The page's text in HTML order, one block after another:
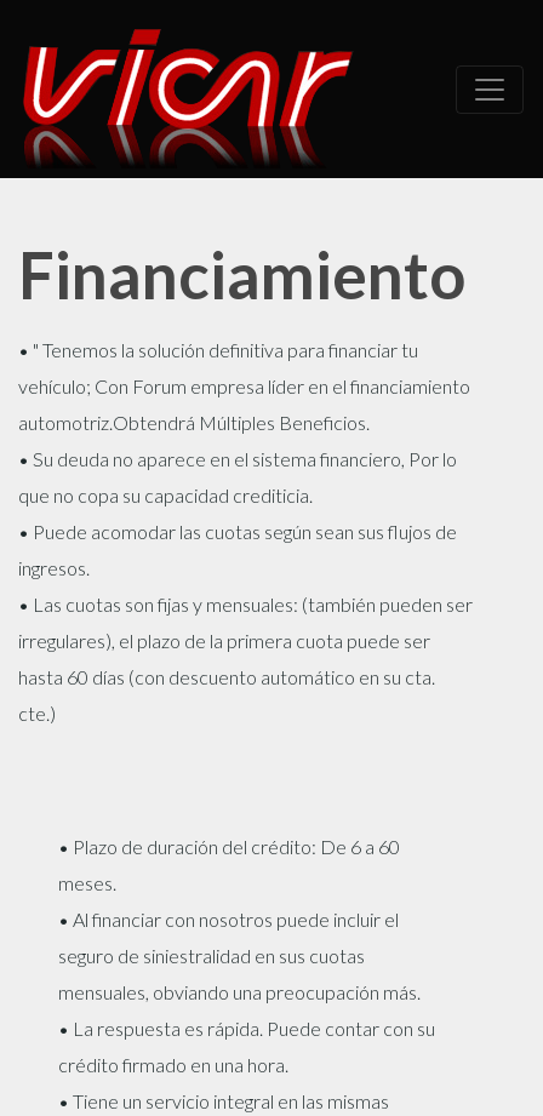
Financiamiento
• " Tenemos la solución definitiva para financiar tu
vehículo; Con Forum empresa líder en el financiamiento
automotriz.Obtendrá Múltiples Beneficios.
• Su deuda no aparece en el sistema financiero, Por lo
que no copa su capacidad crediticia.
• Puede acomodar las cuotas según sean sus flujos de
ingresos.
• Las cuotas son fijas y mensuales: (también pueden ser
irregulares), el plazo de la primera cuota puede ser
hasta 60 días (con descuento automático en su cta.
cte.)
• Plazo de duración del crédito: De 6 a 60
meses.
• Al financiar con nosotros puede incluir el
seguro de siniestralidad en sus cuotas
mensuales, obviando una preocupación más.
• La respuesta es rápida. Puede contar con su
crédito firmado en una hora.
• Tiene un servicio integral en las mismas